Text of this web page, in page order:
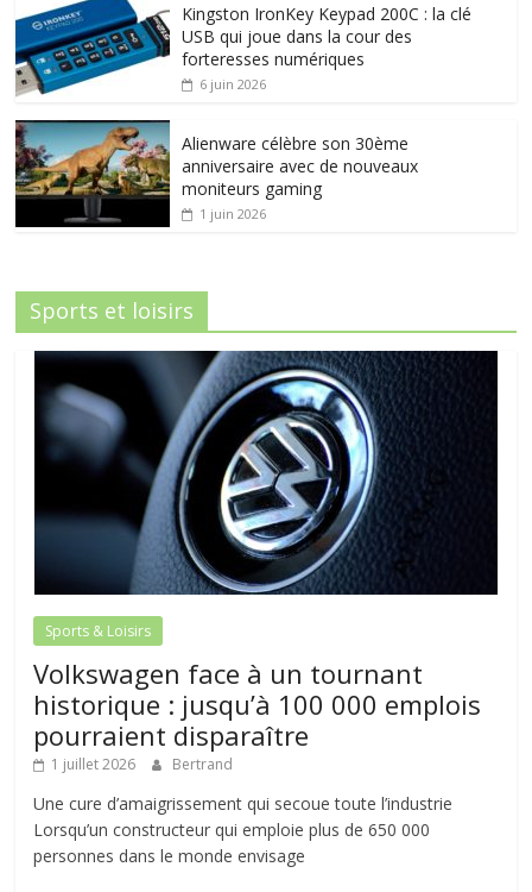
Kingston IronKey Keypad 200C : la clé
USB qui joue dans la cour des
forteresses numériques
6 juin 2026
Alienware célèbre son 30ème
anniversaire avec de nouveaux
moniteurs gaming
1 juin 2026
Sports et loisirs
Sports & Loisirs
Volkswagen face à un tournant
historique : jusqu’à 100 000 emplois
pourraient disparaître
1 juillet 2026 Bertrand
Une cure d’amaigrissement qui secoue toute l’industrie
Lorsqu’un constructeur qui emploie plus de 650 000
personnes dans le monde envisage